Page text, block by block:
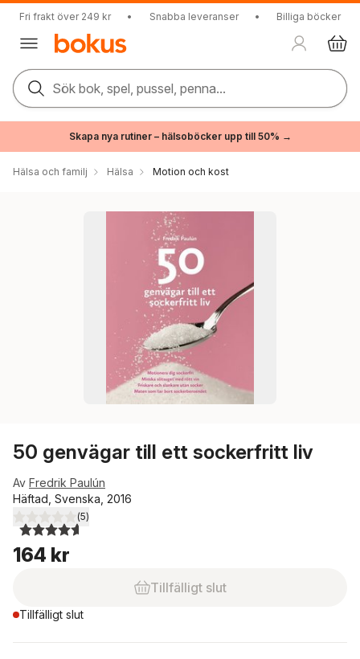
Fri frakt över 249 kr • Snabba leveranser • Billiga böcker
Sök bok, spel, pussel, penna...
Skapa nya rutiner – hälsoböcker upp till 50% →
Hälsa och familj Hälsa Motion och kost
50 genvägar till ett sockerfritt liv
Av Fredrik Paulún
Häftad, Svenska, 2016
4,6utav 5 stjärnor. Totalt antal röster:
(5)
164 kr
Tillfälligt slut
Tillfälligt slut